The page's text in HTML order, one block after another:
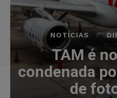
NOTÍCIAS
TAM é
condenada
de